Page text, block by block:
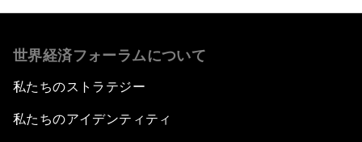
世界経済フォーラムについて
私たちのストラテジー
私たちのアイデンティティ